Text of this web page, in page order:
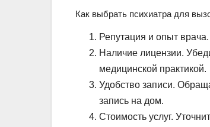
Как выбрать психиатра для
Репутация и опыт
Наличие лицензии.
медицинской практикой.
Удобство записи.
запись на дом.
Стоимость услуг.